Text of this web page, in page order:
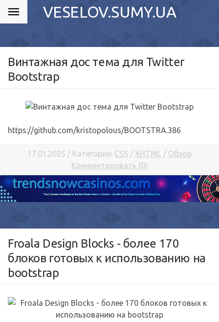
VESELOV.SUMY.UA
Винтажная дос тема для Twitter
Bootstrap
https://github.com/kristopolous/BOOTSTRA.386
17.01.2025 / Категории: CSS / XHTML / Обзор
Комментировать (0)
Froala Design Blocks - более 170
блоков готовых к использованию на
bootstrap